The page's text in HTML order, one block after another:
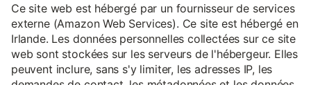
Ce site web est hébergé par un fournisseur de services
externe (Amazon Web Services). Ce site est hébergé en
Irlande. Les données personnelles collectées sur ce site
web sont stockées sur les serveurs de l'hébergeur. Elles
peuvent inclure, sans s'y limiter, les adresses IP, les